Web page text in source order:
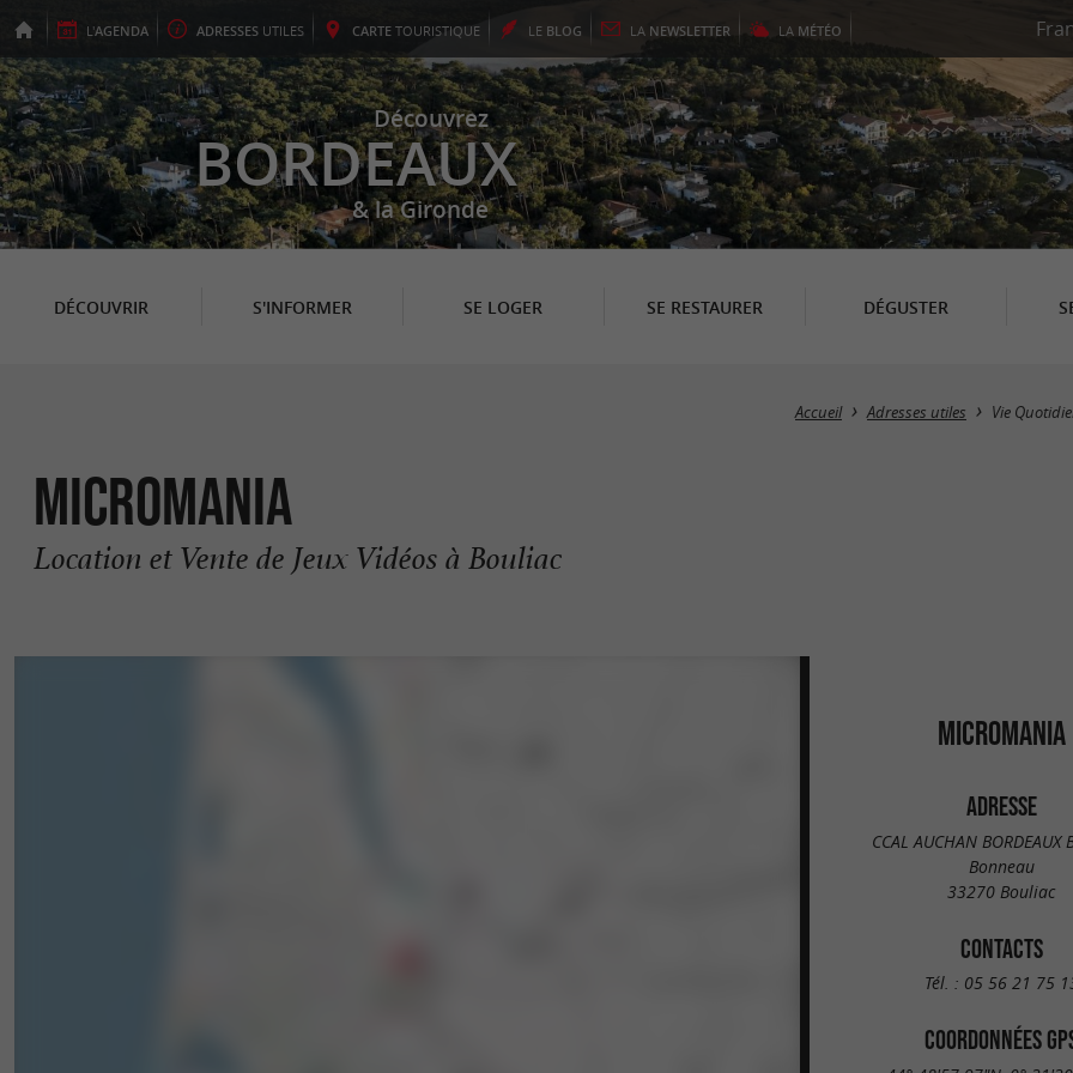
L'AGENDA ADRESSES UTILES CARTE TOURISTIQUE LE BLOG LA NEWSLETTER LA MÉTÉO
Découvrez
BORDEAUX
& la Gironde
DÉCOUVRIR S'INFORMER SE LOGER SE RESTAURER DÉGUSTER
Accueil Adresses utiles Vie
Micromania
Location et Vente de Jeux Vidéos à Bouliac
MICROMANIA
ADRESSE
CCAL AUCHAN BORDEAUX
Bonneau
33270 Bouliac
CONTACTS
Tél. : 05 56 21 75
COORDONNÉES